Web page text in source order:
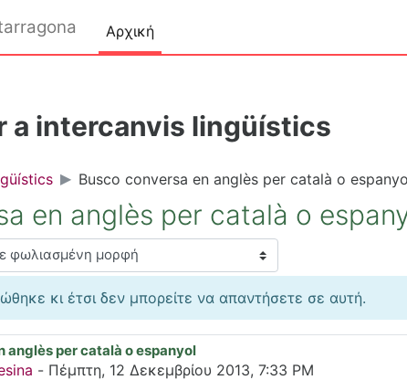
Αρχική
a intercanvis lingüístics
Busco conversa en anglès per català o
en anglès per català o
κι έτσι δεν μπορείτε να απαντήσετε σε αυτή.
anglès per català o espanyol
- Πέμπτη, 12 Δεκεμβρίου 2013, 7:33 PM
0